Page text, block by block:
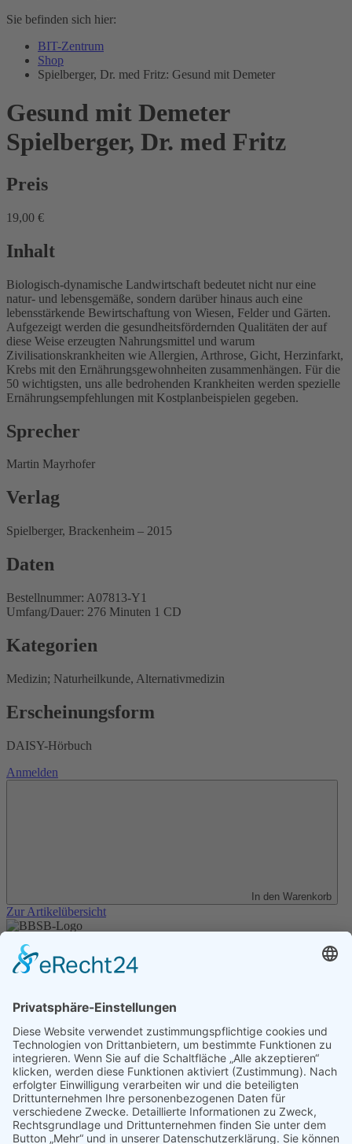
Sie befinden sich hier:
BIT-Zentrum
Shop
Spielberger, Dr. med Fritz: Gesund mit Demeter
Gesund mit Demeter
Spielberger, Dr. med Fritz
Preis
19,00 €
Inhalt
Biologisch-dynamische Landwirtschaft bedeutet nicht nur eine
natur- und lebensgemäße, sondern darüber hinaus auch eine
lebensstärkende Bewirtschaftung von Wiesen, Felder und Gärten.
Aufgezeigt werden die gesundheitsfördernden Qualitäten der auf
diese Weise erzeugten Nahrungsmittel und warum
Zivilisationskrankheiten wie Allergien, Arthrose, Gicht, Herzinfarkt,
Krebs mit den Ernährungsgewohnheiten zusammenhängen. Für die
50 wichtigsten, uns alle bedrohenden Krankheiten werden spezielle
Ernährungsempfehlungen mit Kostplanbeispielen gegeben.
Sprecher
Martin Mayrhofer
Verlag
Spielberger, Brackenheim – 2015
Daten
Bestellnummer: A07813-Y1
Umfang/Dauer: 276 Minuten 1 CD
Kategorien
Medizin; Naturheilkunde, Alternativmedizin
Erscheinungsform
DAISY-Hörbuch
Anmelden
In den Warenkorb
Zur Artikelübersicht
Unser Angebot
Shop
Datenschutz
Kontakt
Transparenzerklärung
BBSB-Inform: täglich aktualisierte Infos
für sehbehinderte und blinde Menschen
Anmeldung Newsletter BBSB-Inform